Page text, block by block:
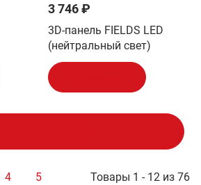
3 746 ₽
3D-панель FIELDS LED
(нейтральный свет)
Товары 1 - 12 из 76
4 5